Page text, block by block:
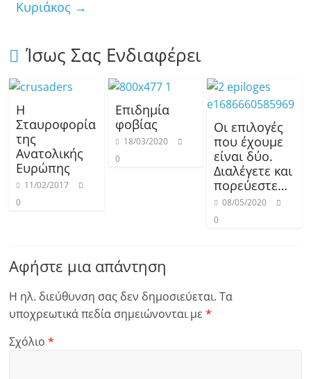
Κυριάκος →
Ίσως Σας Ενδιαφέρει
Η
Σταυροφορία
της
Ανατολικής
Ευρώπης
11/02/2017
0
Επιδημία
φοβίας
18/03/2020
0
Οι επιλογές
που έχουμε
είναι δύο.
Διαλέγετε και
πορεύεστε…
08/05/2020
0
Αφήστε μια απάντηση
Η ηλ. διεύθυνση σας δεν δημοσιεύεται. Τα
υποχρεωτικά πεδία σημειώνονται με*
Σχόλιο*